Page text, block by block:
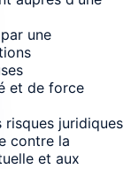
une
et de force
juridiques
contre la
et aux